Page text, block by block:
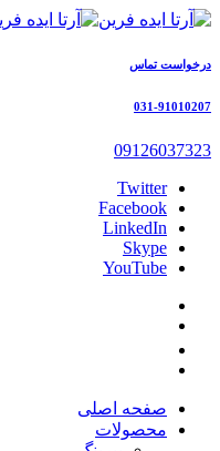
درخواست تماس
031-91010207
09126037323
Twitter
Facebook
LinkedIn
Skype
YouTube
صفحه اصلی
محصولات